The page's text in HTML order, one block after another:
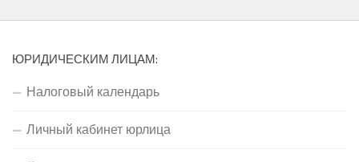
ЮРИДИЧЕСКИМ ЛИЦАМ:
Налоговый календарь
Личный кабинет юрлица